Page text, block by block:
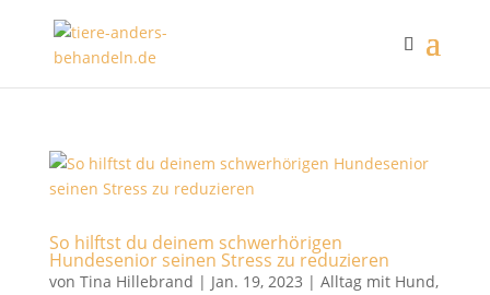
So hilftst du deinem schwerhörigen
Hundesenior seinen Stress zu reduzieren
von Tina Hillebrand | Jan. 19, 2023 | Alltag mit Hund,